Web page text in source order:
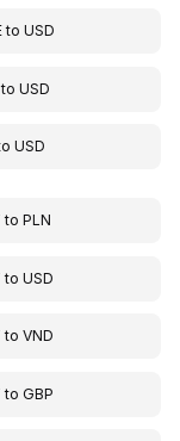
toUSD
toUSD
USD
toPLN
toUSD
toVND
toGBP